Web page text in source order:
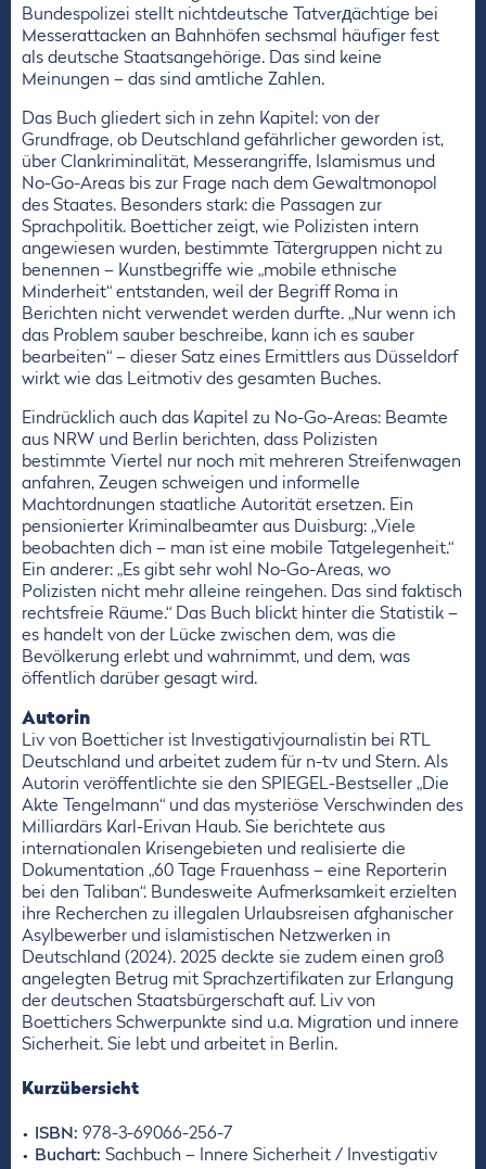
Bundespolizei stellt nichtdeutsche Tatverдächtige bei
Messerattacken an Bahnhöfen sechsmal häufiger fest
als deutsche Staatsangehörige. Das sind keine
Meinungen – das sind amtliche Zahlen.
Das Buch gliedert sich in zehn Kapitel: von der
Grundfrage, ob Deutschland gefährlicher geworden ist,
über Clankriminalität, Messerangriffe, Islamismus und
No-Go-Areas bis zur Frage nach dem Gewaltmonopol
des Staates. Besonders stark: die Passagen zur
Sprachpolitik. Boetticher zeigt, wie Polizisten intern
angewiesen wurden, bestimmte Tätergruppen nicht zu
benennen – Kunstbegriffe wie „mobile ethnische
Minderheit“ entstanden, weil der Begriff Roma in
Berichten nicht verwendet werden durfte. „Nur wenn ich
das Problem sauber beschreibe, kann ich es sauber
bearbeiten“ – dieser Satz eines Ermittlers aus Düsseldorf
wirkt wie das Leitmotiv des gesamten Buches.
Eindrücklich auch das Kapitel zu No-Go-Areas: Beamte
aus NRW und Berlin berichten, dass Polizisten
bestimmte Viertel nur noch mit mehreren Streifenwagen
anfahren, Zeugen schweigen und informelle
Machtordnungen staatliche Autorität ersetzen. Ein
pensionierter Kriminalbeamter aus Duisburg: „Viele
beobachten dich – man ist eine mobile Tatgelegenheit.“
Ein anderer: „Es gibt sehr wohl No-Go-Areas, wo
Polizisten nicht mehr alleine reingehen. Das sind faktisch
rechtsfreie Räume.“ Das Buch blickt hinter die Statistik –
es handelt von der Lücke zwischen dem, was die
Bevölkerung erlebt und wahrnimmt, und dem, was
öffentlich darüber gesagt wird.
Autorin
Liv von Boetticher ist Investigativjournalistin bei RTL
Deutschland und arbeitet zudem für n-tv und Stern. Als
Autorin veröffentlichte sie den SPIEGEL-Bestseller „Die
Akte Tengelmann“ und das mysteriöse Verschwinden des
Milliardärs Karl-Erivan Haub. Sie berichtete aus
internationalen Krisengebieten und realisierte die
Dokumentation „60 Tage Frauenhass – eine Reporterin
bei den Taliban“. Bundesweite Aufmerksamkeit erzielten
ihre Recherchen zu illegalen Urlaubsreisen afghanischer
Asylbewerber und islamistischen Netzwerken in
Deutschland (2024). 2025 deckte sie zudem einen groß
angelegten Betrug mit Sprachzertifikaten zur Erlangung
der deutschen Staatsbürgerschaft auf. Liv von
Boettichers Schwerpunkte sind u.a. Migration und innere
Sicherheit. Sie lebt und arbeitet in Berlin.
Kurzübersicht
ISBN: 978-3-69066-256-7
Buchart: Sachbuch – Innere Sicherheit / Investigativ